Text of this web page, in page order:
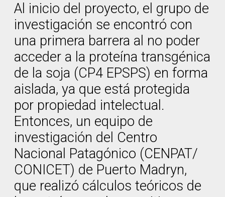
Al inicio del proyecto, el grupo de
investigación se encontró con
una primera barrera al no poder
acceder a la proteína transgénica
de la soja (CP4 EPSPS) en forma
aislada, ya que está protegida
por propiedad intelectual.
Entonces, un equipo de
investigación del Centro
Nacional Patagónico (CENPAT/
CONICET) de Puerto Madryn,
que realizó cálculos teóricos de